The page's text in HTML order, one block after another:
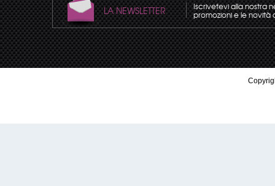
LA NEWSLETTER Iscrivetevi alla nostra
promozioni e le novità